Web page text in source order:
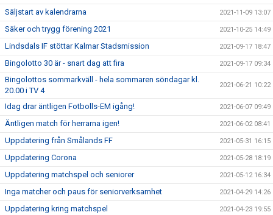
Säljstart av kalendrarna 2021-11-09 13:07
Säker och trygg förening 2021 2021-10-25 14:49
Lindsdals IF stöttar Kalmar Stadsmission 2021-09-17 18:47
Bingolotto 30 är - snart dag att fira 2021-09-17 09:34
Bingolottos sommarkväll - hela sommaren söndagar kl.
20.00 i TV 4
2021-06-21 10:22
Idag drar äntligen Fotbolls-EM igång! 2021-06-07 09:49
Äntligen match för herrarna igen! 2021-06-02 08:41
Uppdatering från Smålands FF 2021-05-31 16:15
Uppdatering Corona 2021-05-28 18:19
Uppdatering matchspel och seniorer 2021-05-12 16:34
Inga matcher och paus för seniorverksamhet 2021-04-29 14:26
Uppdatering kring matchspel 2021-04-23 19:55